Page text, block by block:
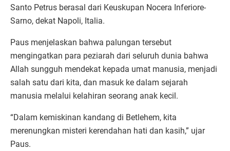
Santo Petrus berasal dari Keuskupan Nocera Inferiore-
Sarno, dekat Napoli, Italia.
Paus menjelaskan bahwa palungan tersebut
mengingatkan para peziarah dari seluruh dunia bahwa
Allah sungguh mendekat kepada umat manusia, menjadi
salah satu dari kita, dan masuk ke dalam sejarah
manusia melalui kelahiran seorang anak kecil.
“Dalam kemiskinan kandang di Betlehem, kita
merenungkan misteri kerendahan hati dan kasih,” ujar
Paus.